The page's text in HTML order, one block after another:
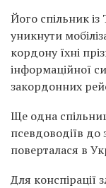
Його спільник
уникнути
кордону їхні
інформаційної
закордонних
Ще одна
псевдоводіїв до
поверталася в
Для конспірації